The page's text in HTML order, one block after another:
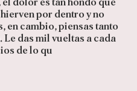
dolor es tan hondo que
por dentro y no
en cambio, piensas tanto
Le das mil vueltas a cada
de lo qu